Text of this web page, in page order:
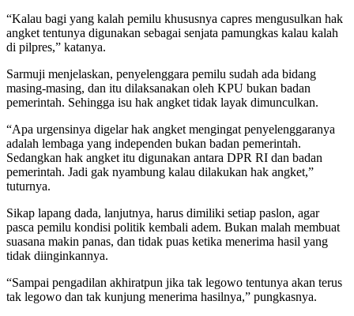
“Kalau bagi yang kalah pemilu khususnya capres mengusulkan hak
angket tentunya digunakan sebagai senjata pamungkas kalau kalah
di pilpres,” katanya.
Sarmuji menjelaskan, penyelenggara pemilu sudah ada bidang
masing-masing, dan itu dilaksanakan oleh KPU bukan badan
pemerintah. Sehingga isu hak angket tidak layak dimunculkan.
“Apa urgensinya digelar hak angket mengingat penyelenggaranya
adalah lembaga yang independen bukan badan pemerintah.
Sedangkan hak angket itu digunakan antara DPR RI dan badan
pemerintah. Jadi gak nyambung kalau dilakukan hak angket,”
tuturnya.
Sikap lapang dada, lanjutnya, harus dimiliki setiap paslon, agar
pasca pemilu kondisi politik kembali adem. Bukan malah membuat
suasana makin panas, dan tidak puas ketika menerima hasil yang
tidak diinginkannya.
“Sampai pengadilan akhiratpun jika tak legowo tentunya akan terus
tak legowo dan tak kunjung menerima hasilnya,” pungkasnya.